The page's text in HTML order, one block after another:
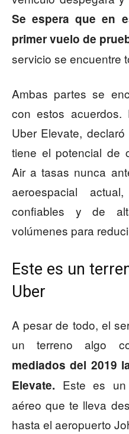
Se espera que en
primer vuelo de
servicio se encuentre
Ambas partes se
con estos acuerdos.
Uber Elevate,
tiene el potencial de
Air a tasas nunca
aeroespacial
confiables y de
volúmenes para
Este es un
Uber
A pesar de todo, el
un terreno algo
mediados del 2019
Elevate. Este es un
aéreo que te lleva
hasta el aeropuerto